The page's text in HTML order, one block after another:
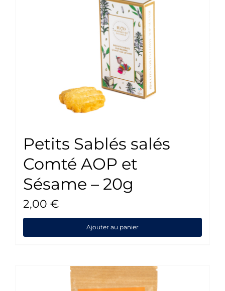
Petits Sablés salés
Comté AOP et
Sésame – 20g
2,00 €
Ajouter au panier